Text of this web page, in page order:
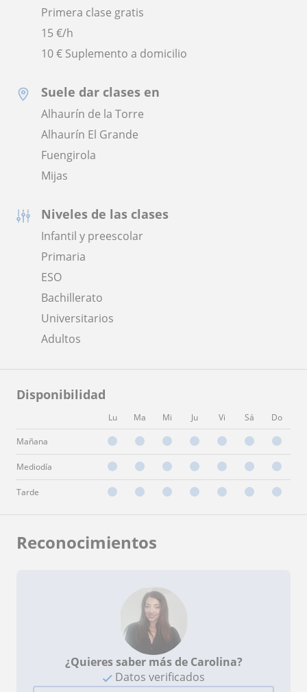
Primera clase gratis
15€/h
10 € Suplemento a domicilio
Suele dar clases en
Alhaurín de la Torre
Alhaurín El Grande
Fuengirola
Mijas
Niveles de las clases
Infantil y preescolar
Primaria
ESO
Bachillerato
Universitarios
Adultos
Disponibilidad
Lu Ma Mi Ju Vi Sá Do
Mañana
Mediodía
Tarde
Reconocimientos
¿Quieres saber más de Carolina?
Datos verificados